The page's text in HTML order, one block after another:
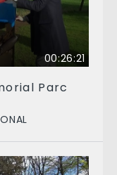
00:26:21
Parc